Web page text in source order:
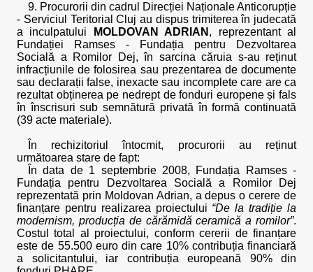
9. Procurorii din cadrul Direcției Naționale Anticorupție
- Serviciul Teritorial Cluj au dispus trimiterea în judecată
a inculpatului
MOLDOVAN ADRIAN , reprezentant al
Fundației Ramses - Fundația pentru Dezvoltarea
Socială a Romilor Dej, în sarcina căruia s-au reținut
infracțiunile de folosirea sau prezentarea de documente
sau declarații false, inexacte sau incomplete care are ca
rezultat obținerea pe nedrept de fonduri europene și fals
în înscrisuri sub semnătură privată în formă continuată
(39 acte materiale).
În rechizitoriul întocmit, procurorii au reținut
următoarea stare de fapt:
În data de 1 septembrie 2008, Fundația Ramses -
Fundația pentru Dezvoltarea Socială a Romilor Dej
reprezentată prin Moldovan Adrian, a depus o cerere de
finanțare pentru realizarea proiectului “De la tradiție la
modernism, producția de cărămidă ceramică a romilor”.
Costul total al proiectului, conform cererii de finanțare
este de 55.500 euro din care 10% contribuția financiară
a solicitantului, iar contribuția europeană 90% din